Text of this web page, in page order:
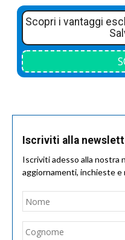
Scopri i vantaggi
Iscriviti alla
Iscriviti adesso alla nostra
aggiornamenti, inchieste
Nome